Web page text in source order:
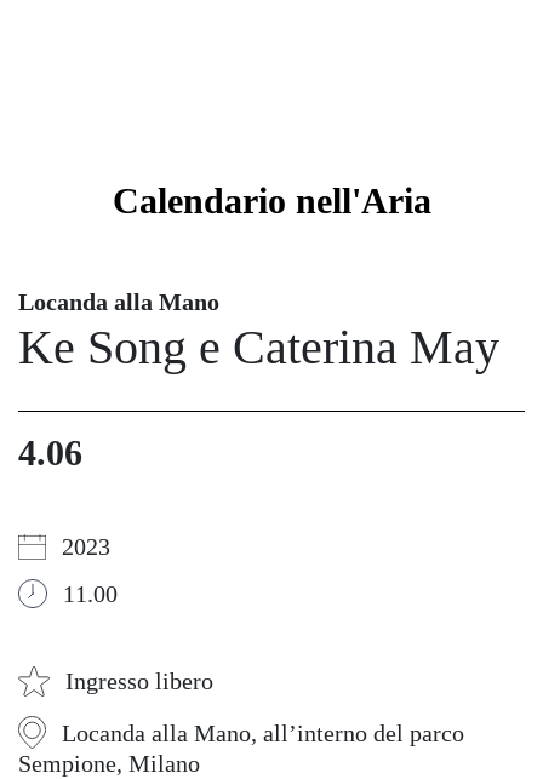
Calendario nell'Aria
Locanda alla Mano
Ke Song e Caterina May
4.06
2023
11.00
Ingresso libero
Locanda alla Mano, all’interno del parco
Sempione, Milano